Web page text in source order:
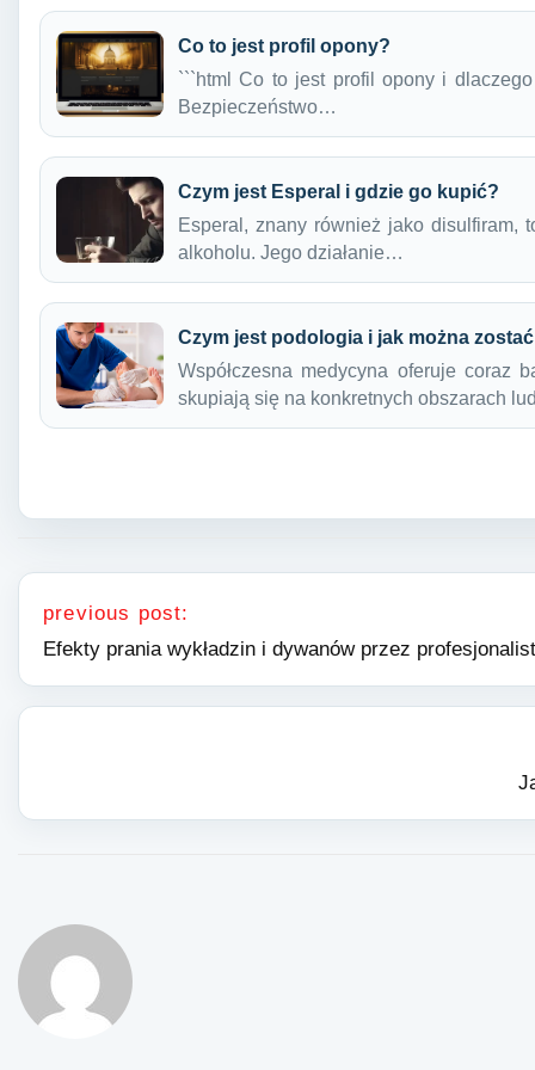
Co to jest profil opony?
```html Co to jest profil opony i
Bezpieczeństwo…
Czym jest Esperal i gdzie go kupić?
Esperal, znany również jako disulfiram,
alkoholu. Jego działanie…
Czym jest podologia i jak można
Współczesna medycyna oferuje coraz
skupiają się na konkretnych obszarach
Nawigacja wpisu
previous post:
Efekty prania wykładzin i dywanów przez